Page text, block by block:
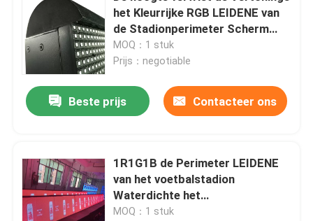
het Kleurrijke RGB LEIDENE van
de Stadionperimeter Scherm
FM6353
MOQ：1 stuk
Prijs：negotiable
Beste prijs Contacteer ons
1R1G1B de Perimeter LEIDENE
van het voetbalstadion
Waterdichte het
Schermvertoning
MOQ：1 stuk